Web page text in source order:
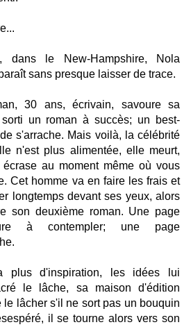
dans le New-Hampshire, Nola
sans presque laisser de trace.
30 ans, écrivain, savoure sa
un roman à succès; un best-
s'arrache. Mais voilà, la célébrité
n'est plus alimentée, elle meurt,
au moment même où vous
Cet homme va en faire les frais et
longtemps devant ses yeux, alors
son deuxième roman. Une page
à contempler; une page
plus d'inspiration, les idées lui
le lâche, sa maison d'édition
le lâcher s'il ne sort pas un bouquin
il se tourne alors vers son